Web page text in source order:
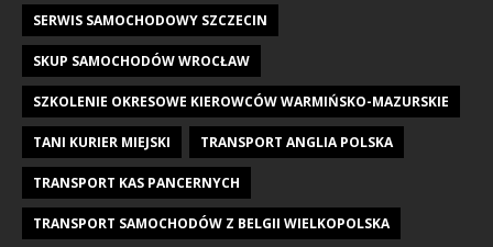
SERWIS SAMOCHODOWY SZCZECIN
SKUP SAMOCHODÓW WROCŁAW
SZKOLENIE OKRESOWE KIEROWCÓW WARMIŃSKO-MAZURSKIE
TANI KURIER MIEJSKI TRANSPORT ANGLIA POLSKA
TRANSPORT KAS PANCERNYCH
TRANSPORT SAMOCHODÓW Z BELGII WIELKOPOLSKA